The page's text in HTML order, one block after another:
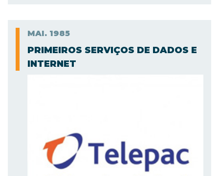
MAI. 1985
PRIMEIROS SERVIÇOS DE DADOS E
INTERNET